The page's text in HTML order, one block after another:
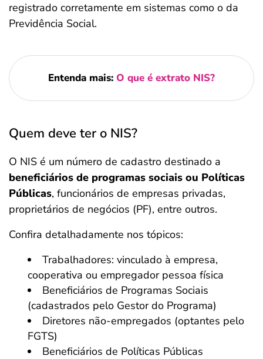
registrado corretamente em sistemas como o da
Previdência Social.
Entenda mais: O que é extrato NIS?
Quem deve ter o NIS?
O NIS é um número de cadastro destinado a
beneficiários de programas sociais ou Políticas
Públicas, funcionários de empresas privadas,
proprietários de negócios (PF), entre outros.
Confira detalhadamente nos tópicos:
Trabalhadores: vinculado à empresa,
cooperativa ou empregador pessoa física
Beneficiários de Programas Sociais
(cadastrados pelo Gestor do Programa)
Diretores não-empregados (optantes pelo
FGTS)
Beneficiários de Políticas Públicas